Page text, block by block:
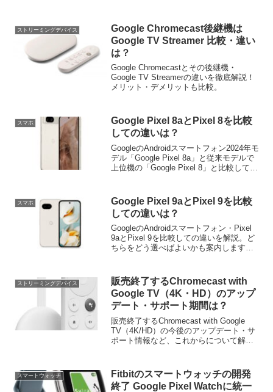
ストリーミングデバイス
Google Chromecast後継機は
Google TV Streamer 比較・違い
は？
Google Chromecastとその後継機・
Google TV Streamerの違いを徹底解説！
メリット・デメリットも比較。
スマホ
Google Pixel 8aとPixel 8を比較
しての違いは？
GoogleのAndroidスマートフォン2024年モ
デル「Google Pixel 8a」と従来モデルで
上位機の「Google Pixel 8」と比較しての
スマホ
Google Pixel 9aとPixel 9を比較
しての違いは？
GoogleのAndroidスマートフォン・Pixel
9aとPixel 9を比較しての違いを解説。ど
ちらをどう選べばよいかも案内します。2
ストリーミングデバイス
販売終了するChromecast with
Google TV（4K・HD）のアップ
デート・サポート期間は？
販売終了するChromecast with Google
TV（4K/HD）の今後のアップデート・サ
ポート情報など、これからについて解説
スマートウォッチ
Fitbitのスマートウォッチの開発
終了 Google Pixel Watchに統一